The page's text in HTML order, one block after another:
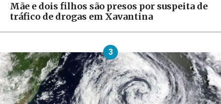
Mãe e dois filhos são presos por suspeita de
tráfico de drogas em Xavantina
3